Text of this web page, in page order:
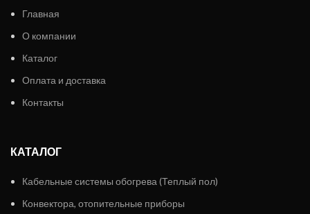
Главная
О компании
Каталог
Оплата и доставка
Контакты
КАТАЛОГ
Кабельные системы обогрева (Теплый пол)
Конвектора, отопительные приборы